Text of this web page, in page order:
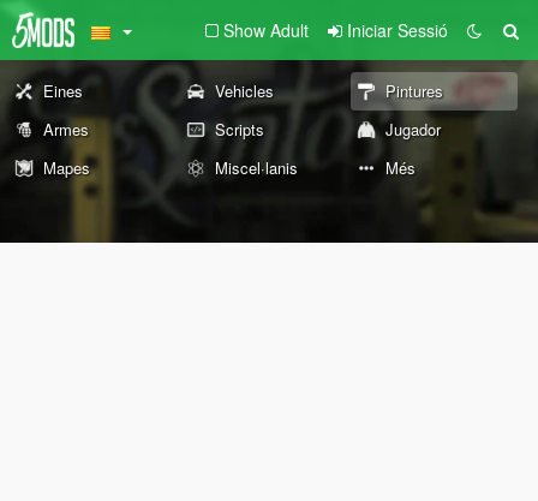
Show Adult Iniciar Sessió
Eines Vehicles
Pintures
Armes
Scripts
Jugador
Mapes
Miscel·lanis Més